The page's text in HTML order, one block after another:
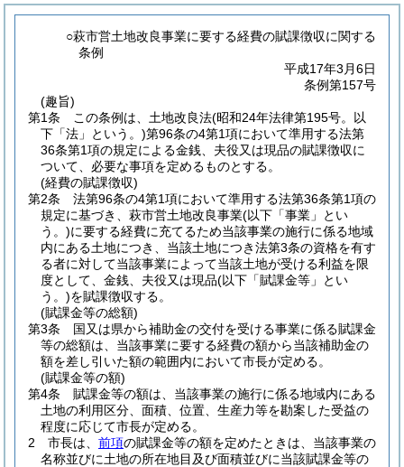
○萩市営土地改良事業に要する経費の賦課徴収に関する
条例
平成17年3月6日
条例第157号
(趣旨)
第1条
この条例は、土地改良法(昭和24年法律第195号。以
下「法」という。)第96条の4第1項において準用する法第
36条第1項の規定による金銭、夫役又は現品の賦課徴収に
ついて、必要な事項を定めるものとする。
(経費の賦課徴収)
第2条
法第96条の4第1項において準用する法第36条第1項の
規定に基づき、萩市営土地改良事業(以下「事業」とい
う。)に要する経費に充てるため当該事業の施行に係る地域
内にある土地につき、当該土地につき法第3条の資格を有す
る者に対して当該事業によって当該土地が受ける利益を限
度として、金銭、夫役又は現品(以下「賦課金等」とい
う。)を賦課徴収する。
(賦課金等の総額)
第3条
国又は県から補助金の交付を受ける事業に係る賦課金
等の総額は、当該事業に要する経費の額から当該補助金の
額を差し引いた額の範囲内において市長が定める。
(賦課金等の額)
第4条
賦課金等の額は、当該事業の施行に係る地域内にある
土地の利用区分、面積、位置、生産力等を勘案した受益の
程度に応じて市長が定める。
2
市長は、 前項の賦課金等の額を定めたときは、当該事業の
名称並びに土地の所在地目及び面積並びに当該賦課金等の